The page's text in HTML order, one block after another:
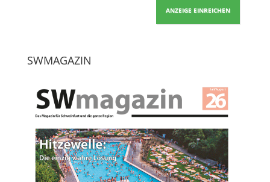
ANZEIGE EINREICHEN
SWMAGAZIN